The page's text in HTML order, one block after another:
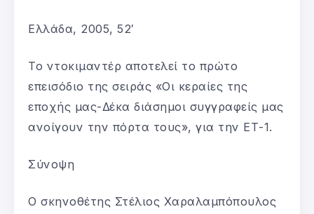
Ελλάδα, 2005, 52′
Το ντοκιμαντέρ αποτελεί το πρώτο
επεισόδιο της σειράς «Οι κεραίες της
εποχής μας-Δέκα διάσημοι συγγραφείς μας
ανοίγουν την πόρτα τους», για την ΕΤ-1.
Σύνοψη
Ο σκηνοθέτης Στέλιος Χαραλαμπόπουλος